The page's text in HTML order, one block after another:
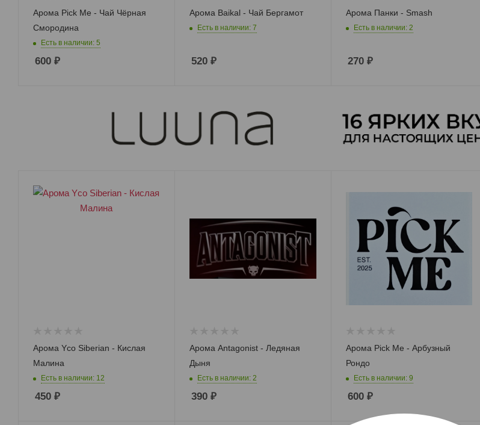
Арома Pick Me - Чай Чёрная
Смородина
Есть в наличии: 5
600 ₽
Арома Baikal - Чай Бергамот
Есть в наличии: 7
520₽
Арома Панки - Smash
Есть в наличии: 2
270₽
Арома Yco Siberian - Кислая
Малина
Есть в наличии: 12
450 ₽
Арома Antagonist - Ледяная
Дыня
Есть в наличии: 2
390₽
Арома Pick Me - Арбузный
Рондо
Есть в наличии: 9
600₽
POD Системы
RBA базы и адаптеры
Картриджи